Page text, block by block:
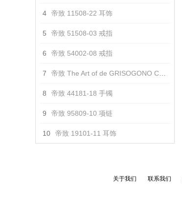
4 帝致 11508-22 耳饰
5 帝致 51508-03 戒指
6 帝致 54002-08 戒指
7 帝致 The Art of de GRISOGONO Creation I 项链 项链
8 帝致 44181-18 手镯
9 帝致 95809-10 项链
10 帝致 19101-11 耳饰
关于我们 联系我们